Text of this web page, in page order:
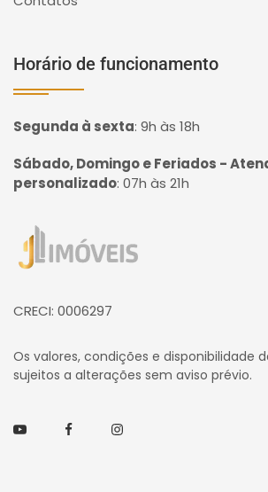
Horário de funcionamento
Segunda à sexta: 9h às 18h
Sábado, Domingo e Feriados -
personalizado: 07h às 21h
Página inicial
CRECI: 0006297
Os valores, condições e disponibilidade
sujeitos a alterações sem aviso prévio.
YoutubeFacebookInstagram